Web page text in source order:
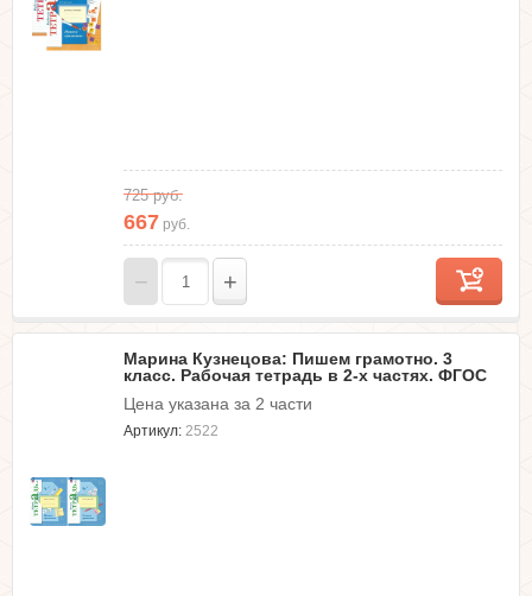
725руб.
667 руб.
− +
Марина Кузнецова: Пишем грамотно. 3
класс. Рабочая тетрадь в 2-х частях. ФГОС
Цена указана за 2 части
Артикул: 2522